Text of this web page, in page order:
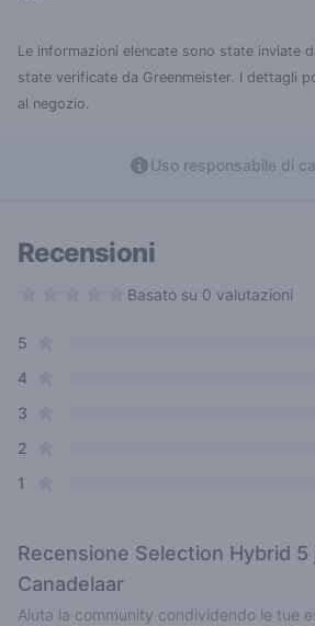
Le informazioni elencate sono state inviate
state verificate da Greenmeister. I dettagli
al negozio.
Uso responsabile di
Recensioni
Basato su 0 valutazioni
Review data
5
4star reviews
3
2
1
Recensione Selection Hybrid 5
Canadelaar
Aiuta la community condividendo le tue